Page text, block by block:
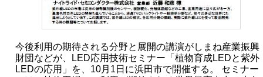
今後利用の期待される分野と展開の講演がしまね産業振興
財団などが、LED応用技術セミナー「植物育成LEDと紫外
LEDの応用」を、10月1日に浜田市で開催する。 セミナー